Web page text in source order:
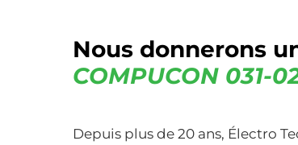
Nous donnerons
COMPUCON 031-
Depuis plus de 20 ans, Électro